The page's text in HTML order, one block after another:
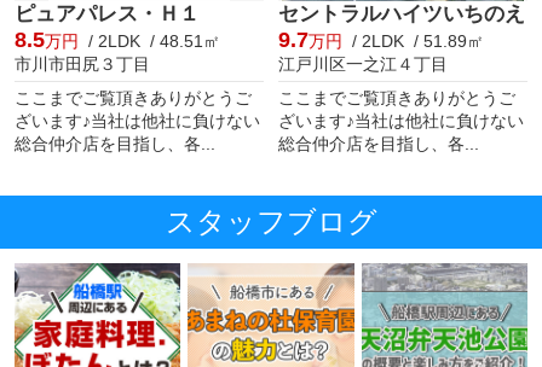
ピュアパレス・Ｈ１
8.5万円
/ 2LDK / 48.51㎡
市川市田尻３丁目
ここまでご覧頂きありがとうご
ざいます♪当社は他社に負けない
総合仲介店を目指し、各...
セントラルハイツいちのえ
9.7万円
/ 2LDK / 51.89㎡
江戸川区一之江４丁目
ここまでご覧頂きありがとうご
ざいます♪当社は他社に負けない
総合仲介店を目指し、各...
スタッフブログ